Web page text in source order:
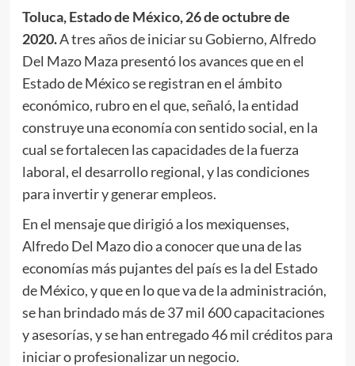
Toluca, Estado de México, 26 de octubre de
2020.A tres años de iniciar su Gobierno, Alfredo
Del Mazo Maza presentó los avances que en el
Estado de México se registran en el ámbito
económico, rubro en el que, señaló, la entidad
construye una economía con sentido social, en la
cual se fortalecen las capacidades de la fuerza
laboral, el desarrollo regional, y las condiciones
para invertir y generar empleos.
En el mensaje que dirigió a los mexiquenses,
Alfredo Del Mazo dio a conocer que una de las
economías más pujantes del país es la del Estado
de México, y que en lo que va de la administración,
se han brindado más de 37 mil 600 capacitaciones
y asesorías, y se han entregado 46 mil créditos para
iniciar o profesionalizar un negocio.